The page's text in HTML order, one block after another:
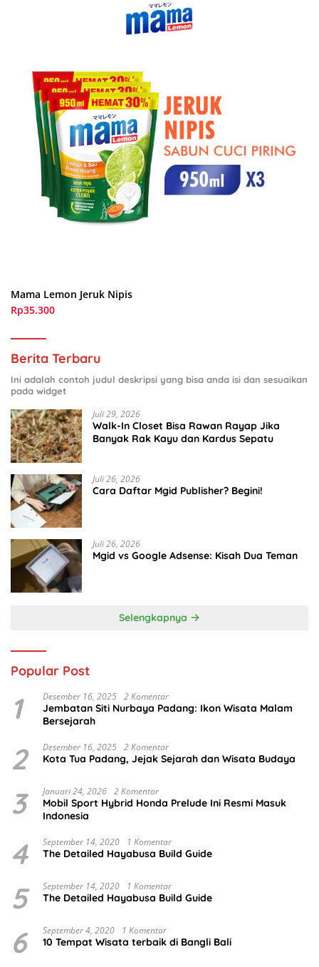
Mama Lemon Jeruk Nipis
Rp35.300
Berita Terbaru
Ini adalah contoh judul deskripsi yang bisa anda isi dan sesuaikan
pada widget
Juli 29, 2026
Walk-In Closet Bisa Rawan Rayap Jika
Banyak Rak Kayu dan Kardus Sepatu
Juli 26, 2026
Cara Daftar Mgid Publisher? Begini!
Juli 26, 2026
Mgid vs Google Adsense: Kisah Dua Teman
Selengkapnya
Popular Post
1 Desember 16, 2025 2 Komentar
Jembatan Siti Nurbaya Padang: Ikon Wisata Malam
Bersejarah
2 Desember 16, 2025 2 Komentar
Kota Tua Padang, Jejak Sejarah dan Wisata Budaya
3 Januari 24, 2026 2 Komentar
Mobil Sport Hybrid Honda Prelude Ini Resmi Masuk
Indonesia
4 September 14, 2020 1 Komentar
The Detailed Hayabusa Build Guide
5 September 14, 2020 1 Komentar
The Detailed Hayabusa Build Guide
6 September 4, 2020 1 Komentar
10 Tempat Wisata terbaik di Bangli Bali